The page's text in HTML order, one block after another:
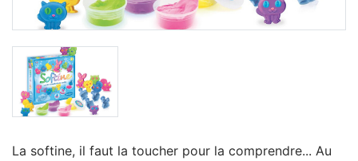
La softine, il faut la toucher pour la comprendre... Au